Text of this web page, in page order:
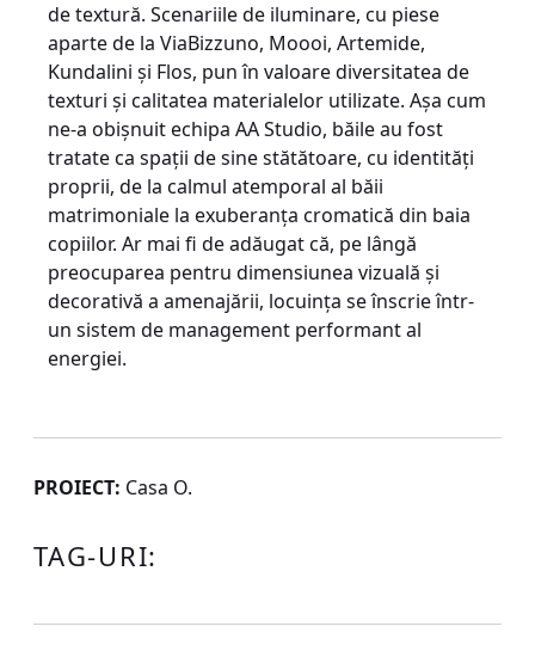
de textură. Scenariile de iluminare, cu piese
aparte de la ViaBizzuno, Moooi, Artemide,
Kundalini şi Flos, pun în valoare diversitatea de
texturi şi calitatea materialelor utilizate. Aşa cum
ne-a obişnuit echipa AA Studio, băile au fost
tratate ca spaţii de sine stătătoare, cu identităţi
proprii, de la calmul atemporal al băii
matrimoniale la exuberanţa cromatică din baia
copiilor. Ar mai fi de adăugat că, pe lângă
preocuparea pentru dimensiunea vizuală şi
decorativă a amenajării, locuinţa se înscrie într-
un sistem de management performant al
energiei.
PROIECT: Casa O.
TAG-URI: